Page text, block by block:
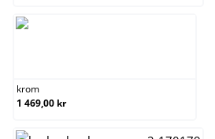
krom
1 469,00 kr